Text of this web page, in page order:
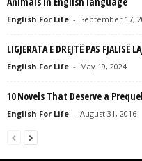
English For Life - September 17,
LIGJERATA E DREJTË PAS FJALISË
English For Life - May 19, 2024
10 Novels That Deserve a Prequel
English For Life - August 31, 2016